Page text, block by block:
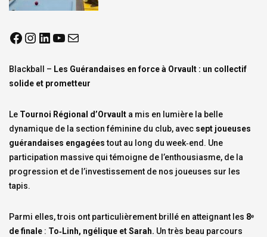
Blackball – Les Guérandaises en force à Orvault : un collectif
solide et prometteur
Le Tournoi Régional d’Orvault a mis en lumière la belle
dynamique de la section féminine du club, avec sept joueuses
guérandaises engagéestout au long du week‑end. Une
participation massive qui témoigne de l’enthousiasme, de la
progression et de l’investissement de nos joueuses sur les
tapis.
Parmi elles, trois ont particulièrement brillé en atteignant les 8ᵉ
de finale : To‑Linh, ngélique et Sarah. Un très beau parcours